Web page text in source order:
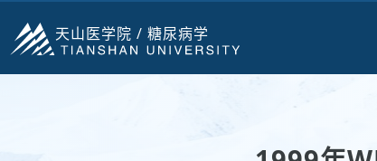
天山医学院 / 糖尿病学